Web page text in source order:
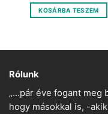
was:
1
250 Ft.
is:
KOSÁRBA TESZEM
Rólunk
„…pár éve fogant meg
hogy másokkal is, -